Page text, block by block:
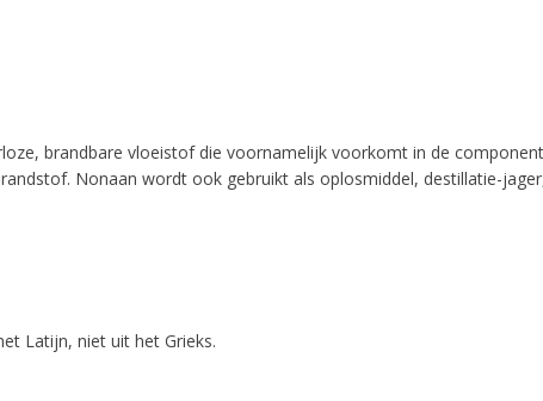
brandbare vloeistof die voornamelijk voorkomt in de
Nonaan wordt ook gebruikt als oplosmiddel, destillatie-
Latijn, niet uit het Grieks.